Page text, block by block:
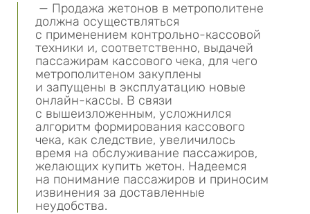
— Продажа жетонов в метрополитене
должна осуществляться
с применением контрольно-кассовой
техники и, соответственно, выдачей
пассажирам кассового чека, для чего
метрополитеном закуплены
и запущены в эксплуатацию новые
онлайн-кассы. В связи
с вышеизложенным, усложнился
алгоритм формирования кассового
чека, как следствие, увеличилось
время на обслуживание пассажиров,
желающих купить жетон. Надеемся
на понимание пассажиров и приносим
извинения за доставленные
неудобства.